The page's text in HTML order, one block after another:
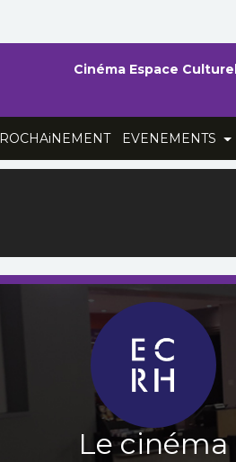
EVENEMENTS
Cinéma Espace
Le cinéma